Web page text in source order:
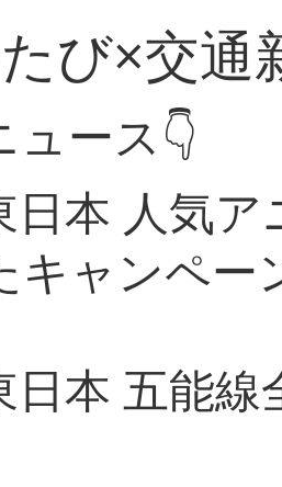
び×交通
ース👇
日本 人気
キャンペー
日本 五能